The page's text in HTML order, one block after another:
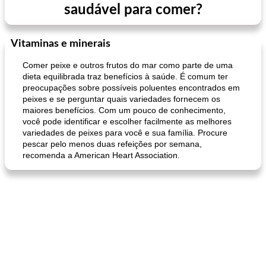
saudável para comer?
Vitaminas e minerais
Comer peixe e outros frutos do mar como parte de uma
dieta equilibrada traz benefícios à saúde. É comum ter
preocupações sobre possíveis poluentes encontrados em
peixes e se perguntar quais variedades fornecem os
maiores benefícios. Com um pouco de conhecimento,
você pode identificar e escolher facilmente as melhores
variedades de peixes para você e sua família. Procure
pescar pelo menos duas refeições por semana,
recomenda a American Heart Association.